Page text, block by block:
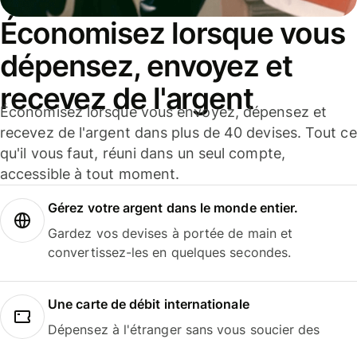
Économisez lorsque vous
dépensez, envoyez et
recevez de l'argent
Économisez lorsque vous envoyez, dépensez et
recevez de l'argent dans plus de 40 devises. Tout ce
qu'il vous faut, réuni dans un seul compte,
accessible à tout moment.
Gérez votre argent dans le monde entier.
Gardez vos devises à portée de main et
convertissez-les en quelques secondes.
Une carte de débit internationale
Dépensez à l'étranger sans vous soucier des